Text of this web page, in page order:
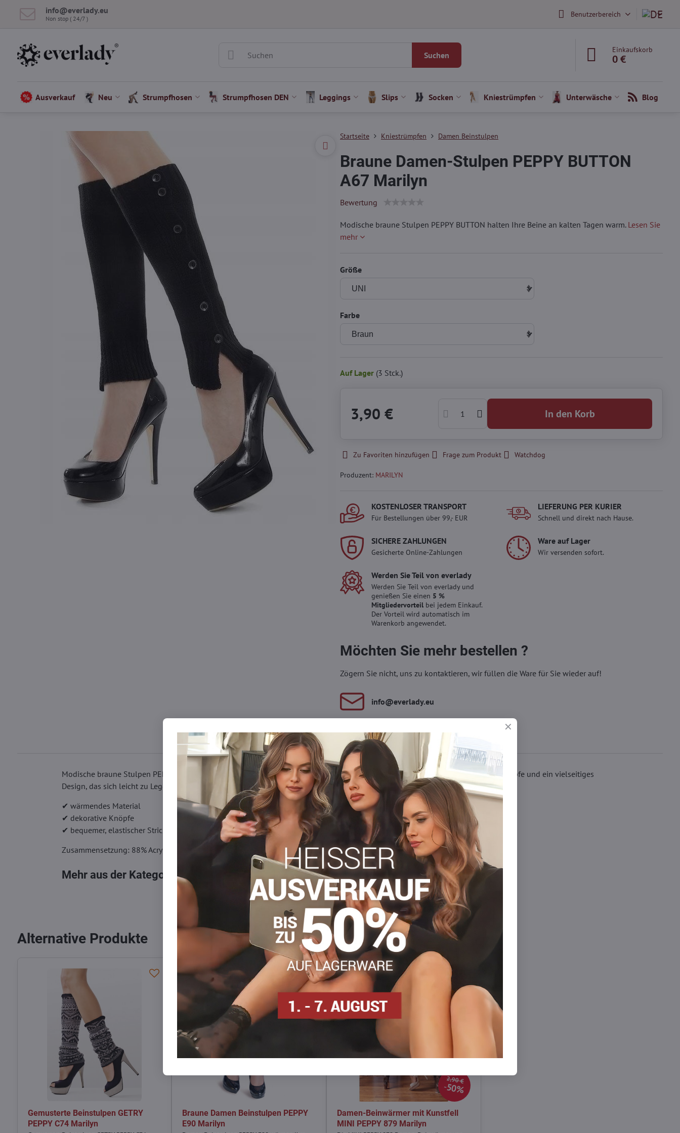
info​​@everlady​​.eu
Non stop ( 24/7 ) Benutzerbereich
Suchen
Einkaufskorb
0 €
Ausverkauf Neu Strumpfhosen Strumpfhosen DEN Leggings Slips Socken Kniestrümpfen Unterwäsche Blog
Startseite Kniestrümpfen Damen Beinstulpen
Braune Damen-Stulpen PEPPY BUTTON
A67 Marilyn
Bewertung
Modische braune Stulpen PEPPY BUTTON halten Ihre Beine an kalten Tagen warm. Lesen Sie
mehr
Größe
Farbe
Auf Lager (3 Stck.)
3,90 € In den Korb
Zu Favoriten hinzufügen Frage zum Produkt Watchdog
Produzent: MARILYN
KOSTENLOSER TRANSPORT
Für Bestellungen über 99,- EUR
LIEFERUNG PER KURIER
Schnell und direkt nach Hause.
SICHERE ZAHLUNGEN
Gesicherte Online-Zahlungen
Ware auf Lager
Wir versenden sofort.
Werden Sie Teil von everlady
Werden Sie Teil von everlady und
genießen Sie einen 5 %
Mitgliedervorteilbei jedem Einkauf.
Der Vorteil wird automatisch im
Warenkorb angewendet.
Möchten Sie mehr bestellen ?
Zögern Sie nicht, uns zu kontaktieren, wir füllen die Ware für Sie wieder auf!
info​​@everlady​​.eu
Beschreibung Bewertungen 0 Diskussion
Modische braune Stulpen PEPPY BUTTON halten Ihre Beine an kalten Tagen warm. Sie haben einen weichen Strick, dekorative Knöpfe und ein vielseitiges
Design, das sich leicht zu Leggings, Strumpfhosen oder Jeans kombinieren lässt. Ideal für Herbst und Winter.
✔ wärmendes Material
✔ dekorative Knöpfe
✔ bequemer, elastischer Strick
Zusammensetzung: 88% Acryl, 10% Polyamid, 2% Elastan
Mehr aus der Kategorie Damen Beinstulpen
FacebookTwitterBlueskyPinterestRedditLinkedInWhatsApp
E-
mail
Alternative Produkte
Gemusterte Beinstulpen GETRY
PEPPY C74 Marilyn
Braune Damen Beinstulpen PEPPY
E90 Marilyn
2,90 €
50%
Ausferkauf
Damen-Beinwärmer mit Kunstfell
MINI PEPPY 879 Marilyn